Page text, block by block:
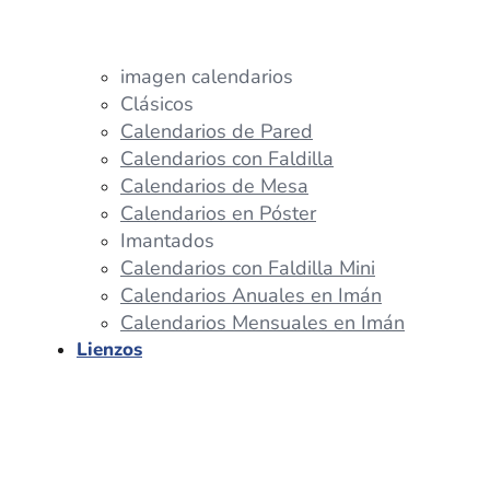
imagen calendarios
Clásicos
Calendarios de Pared
Calendarios con Faldilla
Calendarios de Mesa
Calendarios en Póster
Imantados
Calendarios con Faldilla Mini
Calendarios Anuales en Imán
Calendarios Mensuales en Imán
Lienzos